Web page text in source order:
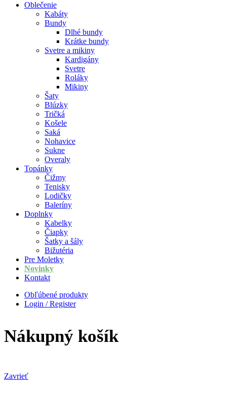
Oblečenie
Kabáty
Bundy
Dlhé bundy
Krátke bundy
Svetre a mikiny
Kardigány
Svetre
Roláky
Mikiny
Šaty
Blúzky
Tričká
Košele
Saká
Nohavice
Sukne
Overaly
Topánky
Čižmy
Tenisky
Lodičky
Baleríny
Doplnky
Kabelky
Čiapky
Šatky a šály
Bižutéria
Pre Moletky
Novinky
Kontakt
Obľúbené produkty
Login / Register
Nákupný košík
Zavrieť